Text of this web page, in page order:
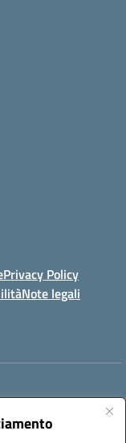
Privacy Policy
Note legali